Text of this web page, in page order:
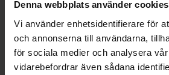
Denna webbplats använder cookies
Vi använder enhetsidentifierare för
och annonserna till användarna,
för sociala medier och analysera
vidarebefordrar även sådana